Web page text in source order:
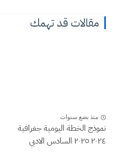
مقالات قد تهمك
منذ بضع سنوات
نموذج الخطة اليومية جغرافية
٢٠٢٤ ٢٠٢٥ السادس الادبي